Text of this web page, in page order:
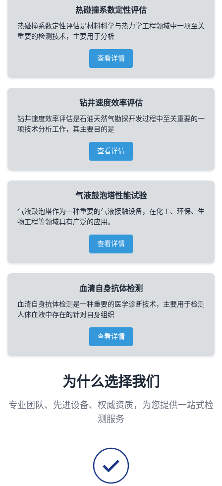
热碰撞系数定性评估
热碰撞系数定性评估是材料科学与热力学工程领域中一项至关
重要的检测技术，主要用于分析
查看详情
钻井速度效率评估
钻井速度效率评估是石油天然气勘探开发过程中至关重要的一
项技术分析工作，其主要目的是
查看详情
气液鼓泡塔性能试验
气液鼓泡塔作为一种重要的气液接触设备，在化工、环保、生
物工程等领域具有广泛的应用。
查看详情
血清自身抗体检测
血清自身抗体检测是一种重要的医学诊断技术，主要用于检测
人体血液中存在的针对自身组织
查看详情
为什么选择我们
专业团队、先进设备、权威资质，为您提供一站式检
测服务